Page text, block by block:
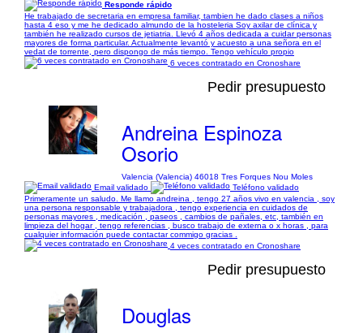
Responde rápido
He trabajado de secretaria en empresa familiar, tambien he dado clases a niños
hasta 4 eso y me he dedicado almundo de la hosteleria Soy axilar de clínica y
también he realizado cursos de jetiatria. Llevó 4 años dedicada a cuidar personas
mayores de forma particular. Actualmente levantó y acuesto a una señora en el
vedat de torrente, pero dispongo de más tiempo. Tengo vehículo propio
6 veces contratado en Cronoshare
Pedir presupuesto
Andreina Espinoza
Osorio
Valencia (Valencia) 46018 Tres Forques Nou Moles
Email validado
Teléfono validado
Primeramente un saludo. Me llamo andreina , tengo 27 años vivo en valencia , soy
una persona responsable y trabajadora , tengo experiencia en cuidados de
personas mayores , medicación , paseos , cambios de pañales, etc, también en
limpieza del hogar , tengo referencias , busco trabajo de externa o x horas , para
cualquier información puede contactar commigo gracias .
4 veces contratado en Cronoshare
Pedir presupuesto
Douglas